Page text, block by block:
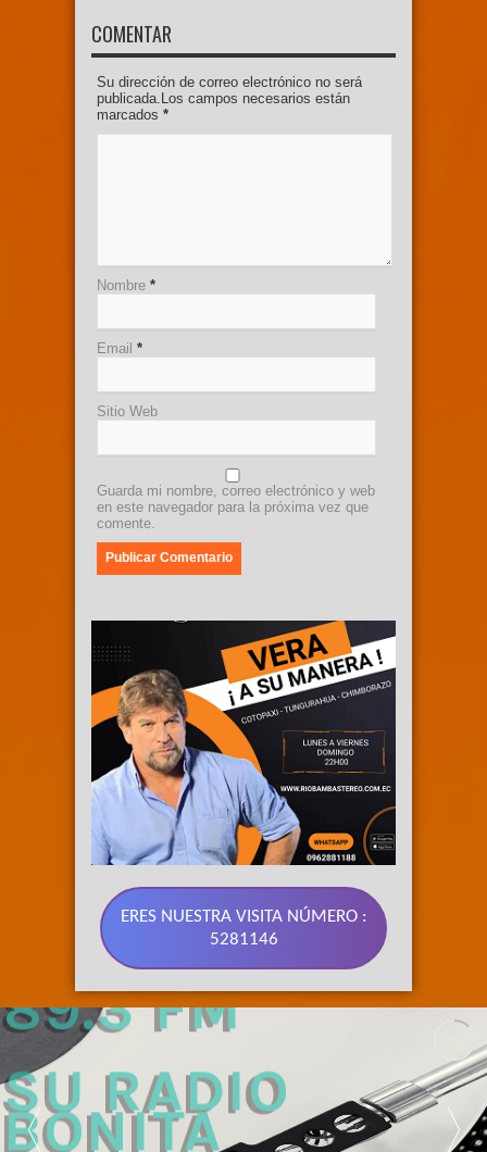
COMENTAR
Su dirección de correo electrónico no será
publicada.Los campos necesarios están
marcados *
Nombre *
Email *
Sitio Web
Guarda mi nombre, correo electrónico y web
en este navegador para la próxima vez que
comente.
ERES NUESTRA VISITA NÚMERO :
5281146
89.3 FM